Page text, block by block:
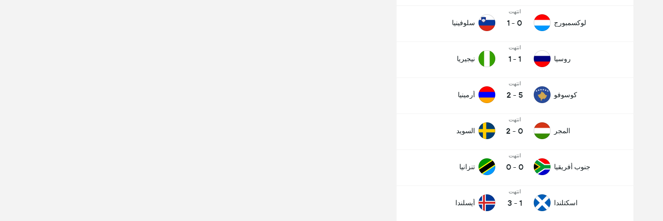
لوكسمبورج
انتهت
0
-
1 سلوفينيا
روسيا
انتهت
1
-
1 نيجيريا
كوسوفو
انتهت
5
-
2 أرمينيا
المجر
انتهت
0
-
2 السويد
جنوب أفريقيا
انتهت
0
-
0 تنزانيا
اسكتلندا
انتهت
1
-
3 أيسلندا